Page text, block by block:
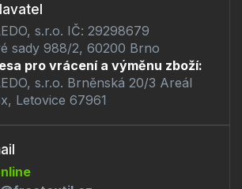
s.r.o. IČ: 29298679
sady 988/2, 60200 Brno
pro vrácení a výměnu zboží:
s.r.o. Brněnská 20/3 Areál
Letovice 67961